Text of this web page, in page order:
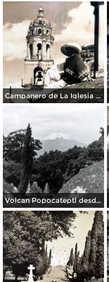
Campanero de La Iglesia de Cholula. ( Circulada el 21 de Noviembre de 1935 ).
Volcan Popocateptl desde las cupulas de Cholula.